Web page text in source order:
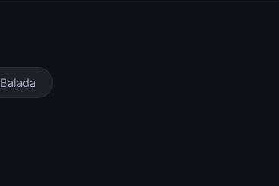
Balada